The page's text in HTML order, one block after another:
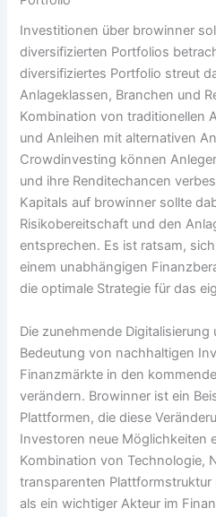
Investitionen über browinner
diversifizierten Portfolios
diversifiziertes Portfolio streut
Anlageklassen, Branchen und
Kombination von traditionellen
und Anleihen mit alternativen
Crowdinvesting können
und ihre Renditechancen
Kapitals auf browinner sollte
Risikobereitschaft und den
entsprechen. Es ist ratsam,
einem unabhängigen
die optimale Strategie für das
Die zunehmende
Bedeutung von nachhaltigen
Finanzmärkte in den
verändern. Browinner ist ein
Plattformen, die diese
Investoren neue Möglichkeiten
Kombination von Technologie,
transparenten
als ein wichtiger Akteur im